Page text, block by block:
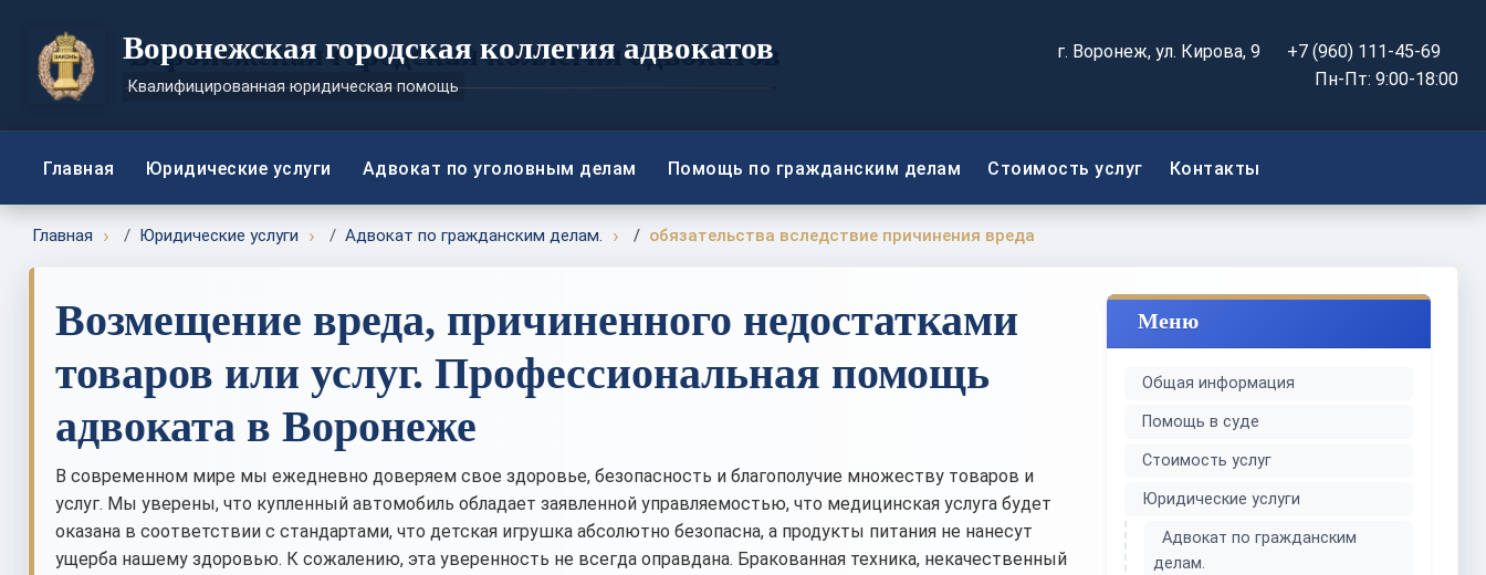
Воронежская городская коллегия адвокатов
Квалифицированная юридическая помощь
г. Воронеж, ул. Кирова, 9
+7 (960) 111-45-69
Пн-Пт: 9:00-18:00
Главная Юридические услуги Адвокат по уголовным делам Помощь по гражданским делам Стоимость услуг Контакты
Главная Юридические услуги Адвокат по гражданским делам. обязательства вследствие причинения вреда
Возмещение вреда, причиненного недостатками
товаров или услуг. Профессиональная помощь
адвоката в Воронеже
В современном мире мы ежедневно доверяем свое здоровье, безопасность и благополучие множеству товаров и
услуг. Мы уверены, что купленный автомобиль обладает заявленной управляемостью, что медицинская услуга будет
оказана в соответствии с стандартами, что детская игрушка абсолютно безопасна, а продукты питания не нанесут
ущерба нашему здоровью. К сожалению, эта уверенность не всегда оправдана. Бракованная техника, некачественный
Меню
Общая информация
Помощь в суде
Стоимость услуг
Юридические услуги
Адвокат по гражданским
делам.